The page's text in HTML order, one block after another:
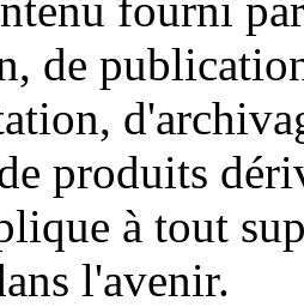
de
produits
à tout
l'avenir.